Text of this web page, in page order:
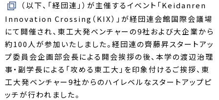
（以下、「経団連」）が主催するイベント「Keidanren
Innovation Crossing（KIX）」が経団連会館国際会議場
にて開催され、東工大発ベンチャーの9社および大企業から
約100人が参加いたしました。経団連の齊藤昇スタートアッ
プ委員会企画部会長による開会挨拶の後、本学の渡辺治理
事・副学長による「攻める東工大」を印象付けるご挨拶、東
工大発ベンチャー9社からのハイレベルなスタートアップピ
ッチが行われました。